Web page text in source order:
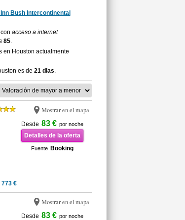
Bush Intercontinental
acceso a internet
85.
en Houston actualmente
es de 21 dias.
Mostrar en el mapa
Desde 83 € por noche
Detalles de la oferta
Fuente Booking
€
Mostrar en el mapa
Desde 83 € por noche